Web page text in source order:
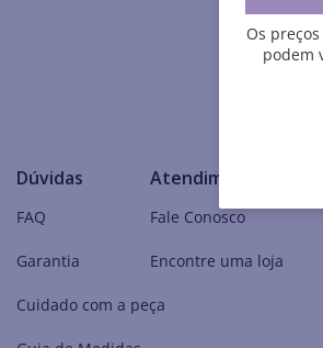
Dúvidas
FAQ
Garantia
Cuidado com a peça
Atendimento
Fale Conosco
Encontre uma loja
Os
podem